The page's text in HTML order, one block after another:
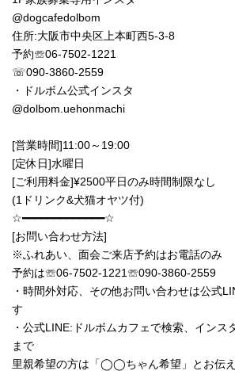
@dogcafedolbom
住所:大阪市中央区上本町西5-3-8
予約☏06‐7502‐1221
☏090-3860-2559
・ドルボム公式インスタ
@dolbom.uehonmachi
[営業時間]11:00～19:00
[定休日]水曜日
[ご利用料金]¥2500平日のみ時間制限なし
(1ドリンク&犬猫オヤツ付)
☆━━━━━━━━━━━━━☆
[お問い合わせ方法]
※ふれあい、面会ご来店予約はお電話のみ
予約は☏06‐7502‐1221☏090-3860-2559
・時間外対応、その他お問い合わせは公式
す
・公式LINE:ドルボムカフェで検索、インス
まで
里親希望の方は「◯◯ちゃん希望」とお伝